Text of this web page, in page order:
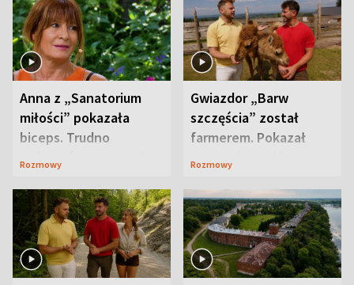
Anna z „Sanatorium
miłości” pokazała
biceps. Trudno
uwierzyć, co przeszła
Rozmowy
Gwiazdor „Barw
szczęścia” został
farmerem. Pokazał
swoje niezwykłe
Rozmowy